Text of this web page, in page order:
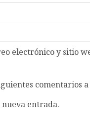
electrónico y sitio
comentarios
entrada.